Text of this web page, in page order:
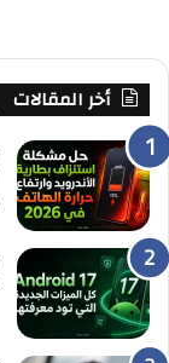
أخر المقالات